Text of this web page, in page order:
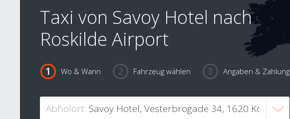
Taxi von Savoy Hotel nach
Roskilde Airport
Wo & Wann Fahrzeug wählen Angaben & Zahlung
Abholort: